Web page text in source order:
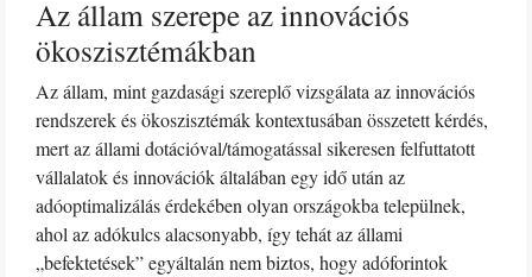
Az állam szerepe az innovációs
ökoszisztémákban
Az állam, mint gazdasági szereplő vizsgálata az innovációs
rendszerek és ökoszisztémák kontextusában összetett kérdés,
mert az állami dotációval/támogatással sikeresen felfuttatott
vállalatok és innovációk általában egy idő után az
adóoptimalizálás érdekében olyan országokba települnek,
ahol az adókulcs alacsonyabb, így tehát az állami
„befektetések” egyáltalán nem biztos, hogy adóforintok